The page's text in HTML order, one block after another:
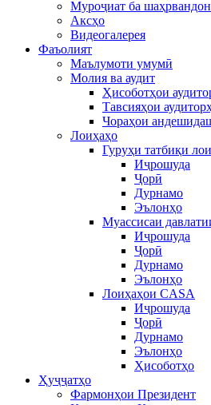
Муроҷиат ба шаҳрвандон
Аксҳо
Видеогалерея
Фаъолият
Маълумоти умумӣ
Молия ва аудит
Ҳисоботҳои
Тавсияҳои
Чораҳои
Лоиҳаҳо
Гуруҳи татбиқи
Иҷрошуда
Ҷорӣ
Дурнамо
Эълонҳо
Муассисаи
Иҷрошуда
Ҷорӣ
Дурнамо
Эълонҳо
Лоиҳаҳои CASA
Иҷрошуда
Ҷорӣ
Дурнамо
Эълонҳо
Ҳисоботҳо
Ҳуҷҷатҳо
Фармонҳои Президент